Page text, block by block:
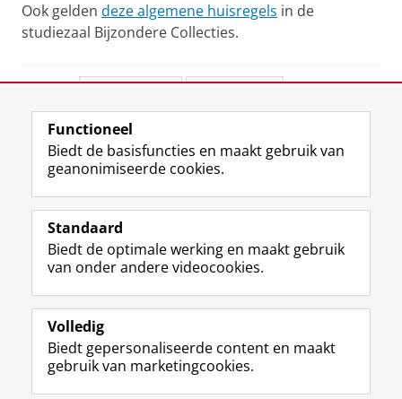
Ook gelden deze algemene huisregels in de
studiezaal Bijzondere Collecties.
View this page in:English
Volg ons op
M
a
t
o
o
p
r
I
n
t
r
m
De UB voor medewerkers
Praktisch
Over de UB
Functioneel
Biedt de basisfuncties en maakt gebruik van
geanonimiseerde cookies.
Standaard
Biedt de optimale werking en maakt gebruik
van onder andere videocookies.
Volledig
Biedt gepersonaliseerde content en maakt
gebruik van marketingcookies.